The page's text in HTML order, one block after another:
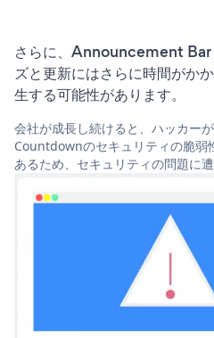
さらに、Announcement
ズと更新にはさらに時間がか
生する可能性があります。
会社が成長し続けると、ハッカー
Countdownのセキュリティの脆弱
あるため、セキュリティの問題に